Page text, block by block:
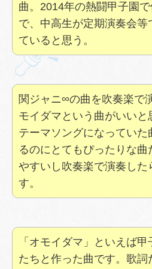
曲。2014年の熱闘甲子園
で、中高生が定期演奏会等
ていると思う。
関ジャニ∞の曲を吹奏楽で
モイダマという曲がいい
テーマソングになっていた
るのにとてもぴったりな
やすいし吹奏楽で演奏した
す。
「オモイダマ」といえば
たちと作った曲です。歌詞